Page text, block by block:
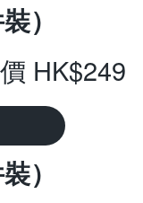
）
HK$249
）